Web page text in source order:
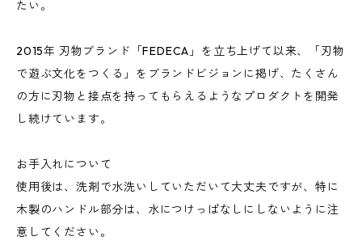
たい。
2015年 刃物ブランド「FEDECA」を立ち上げて以来、「刃物
で遊ぶ文化をつくる」をブランドビジョンに掲げ、たくさん
の方に刃物と接点を持ってもらえるようなプロダクトを開発
し続けています。
お手入れについて
使用後は、洗剤で水洗いしていただいて大丈夫ですが、特に
木製のハンドル部分は、水につけっぱなしにしないように注
意してください。